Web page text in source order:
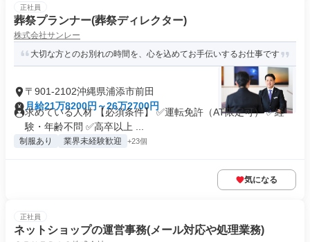
正社員
葬祭プランナー(葬祭ディレクター)
株式会社サンレー
大切な方とのお別れの時間を、心を込めてお手伝いするお仕事です
〒901-2102沖縄県浦添市前田
月給21万8200円～26万2700円
求めている人材 【必須条件】 ✅運転免許（AT限定可） ✅経
験・年齢不問 ✅高卒以上 ...
制服あり 業界未経験歓迎 +23個
気になる
正社員
ネットショップの運営事務(メール対応や処理業務)